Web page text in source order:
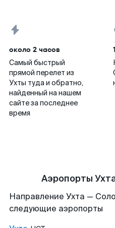
около 2 часов
Самый быстрый
прямой перелет из
Ухты туда и обратно,
найденный на нашем
сайте за последнее
время
Аэропорты
Направление Ухта —
следующие аэропорты